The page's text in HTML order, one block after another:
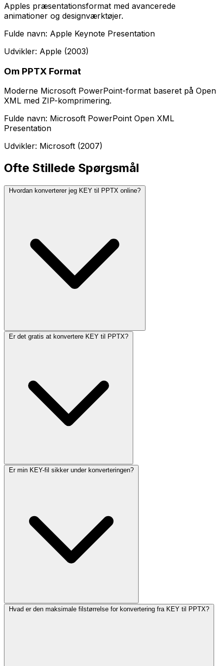
Apples præsentationsformat med avancerede
animationer og designværktøjer.
Fulde navn: Apple Keynote Presentation
Udvikler: Apple (2003)
Om PPTX Format
Moderne Microsoft PowerPoint-format baseret på Open
XML med ZIP-komprimering.
Fulde navn: Microsoft PowerPoint Open XML
Presentation
Udvikler: Microsoft (2007)
Ofte Stillede Spørgsmål
Hvordan konverterer jeg KEY til PPTX online?
Er det gratis at konvertere KEY til PPTX?
Er min KEY-fil sikker under konverteringen?
Hvad er den maksimale filstørrelse for konvertering fra KEY til PPTX?